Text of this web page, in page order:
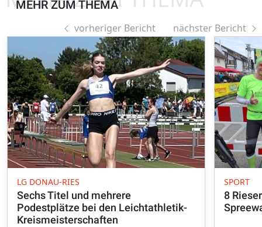
MEHR ZUM THEMA
vorheriger Bericht nächster Bericht
LG DONAU-RIES
Sechs Titel und mehrere
Podestplätze bei den Leichtathletik-
Kreismeisterschaften
SPORT
8